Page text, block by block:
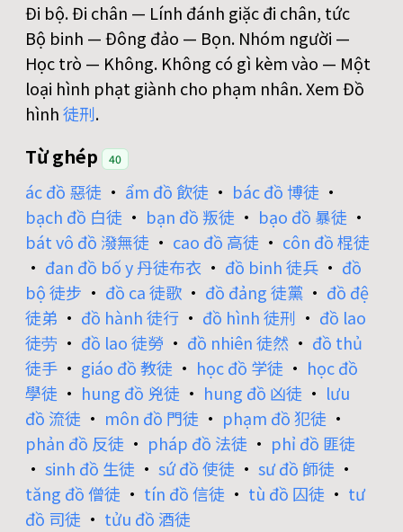
Đi bộ. Đi chân — Lính đánh giặc đi chân, tức
Bộ binh — Đông đảo — Bọn. Nhóm người —
Học trò — Không. Không có gì kèm vào — Một
loại hình phạt giành cho phạm nhân. Xem Đồ
hình徒刑.
Từ ghép 40
ác đồ 惡徒 • ẩm đồ 飲徒 • bác đồ 博徒 •
bạch đồ 白徒 • bạn đồ 叛徒 • bạo đồ 暴徒 •
bát vô đồ 潑無徒 • cao đồ 高徒 • côn đồ 棍徒
• đan đồ bố y 丹徒布衣 • đồ binh 徒兵 • đồ
bộ 徒步 • đồ ca 徒歌 • đồ đảng 徒黨 • đồ đệ
徒弟 • đồ hành 徒行 • đồ hình 徒刑 • đồ lao
徒劳 • đồ lao 徒勞 • đồ nhiên 徒然 • đồ thủ
徒手 • giáo đồ 教徒 • học đồ 学徒 • học đồ
學徒 • hung đồ 兇徒 • hung đồ 凶徒 • lưu
đồ 流徒 • môn đồ 門徒 • phạm đồ 犯徒 •
phản đồ 反徒 • pháp đồ 法徒 • phỉ đồ 匪徒
• sinh đồ 生徒 • sứ đồ 使徒 • sư đồ 師徒 •
tăng đồ 僧徒 • tín đồ 信徒 • tù đồ 囚徒 • tư
đồ 司徒 • tửu đồ 酒徒